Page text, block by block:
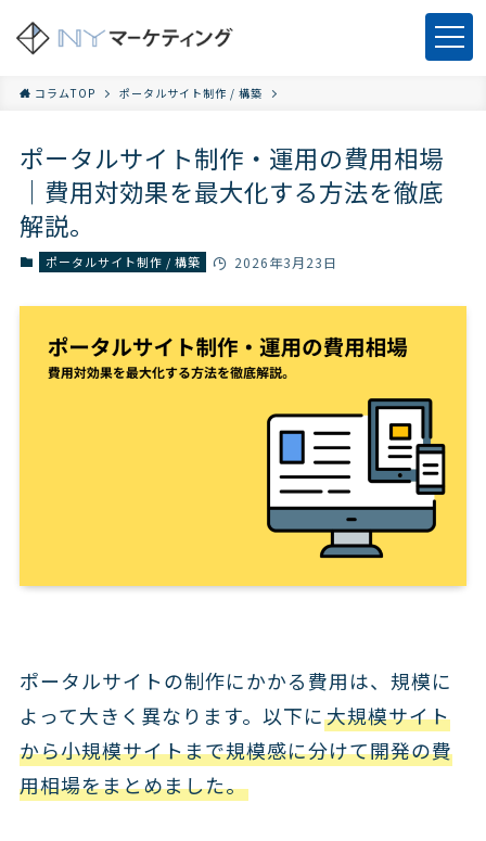
コラムTOP ポータルサイト制作 / 構築
ポータルサイト制作・運用の費用相場
｜費用対効果を最大化する方法を徹底
解説。
ポータルサイト制作 / 構築 2026年3月23日
ポータルサイトの制作にかかる費用は、規模に
よって大きく異なります。以下に大規模サイト
から小規模サイトまで規模感に分けて開発の費
用相場をまとめました。